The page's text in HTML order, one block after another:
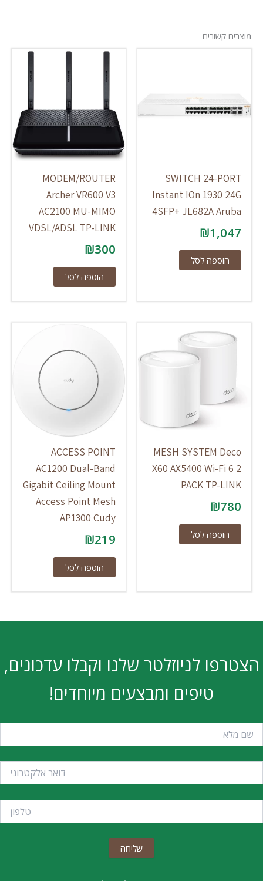
מוצרים קשורים
SWITCH 24-PORT
Instant IOn 1930 24G
4SFP+ JL682A Aruba
₪1,047
הוספה לסל
MODEM/ROUTER
Archer VR600 V3
AC2100 MU-MIMO
VDSL/ADSL TP-LINK
₪300
הוספה לסל
MESH SYSTEM Deco
X60 AX5400 Wi-Fi 6 2
PACK TP-LINK
₪780
הוספה לסל
ACCESS POINT
AC1200 Dual-Band
Gigabit Ceiling Mount
Access Point Mesh
AP1300 Cudy
₪219
הוספה לסל
הצטרפו לניוזלטר שלנו וקבלו עדכונים,
טיפים ומבצעים מיוחדים!